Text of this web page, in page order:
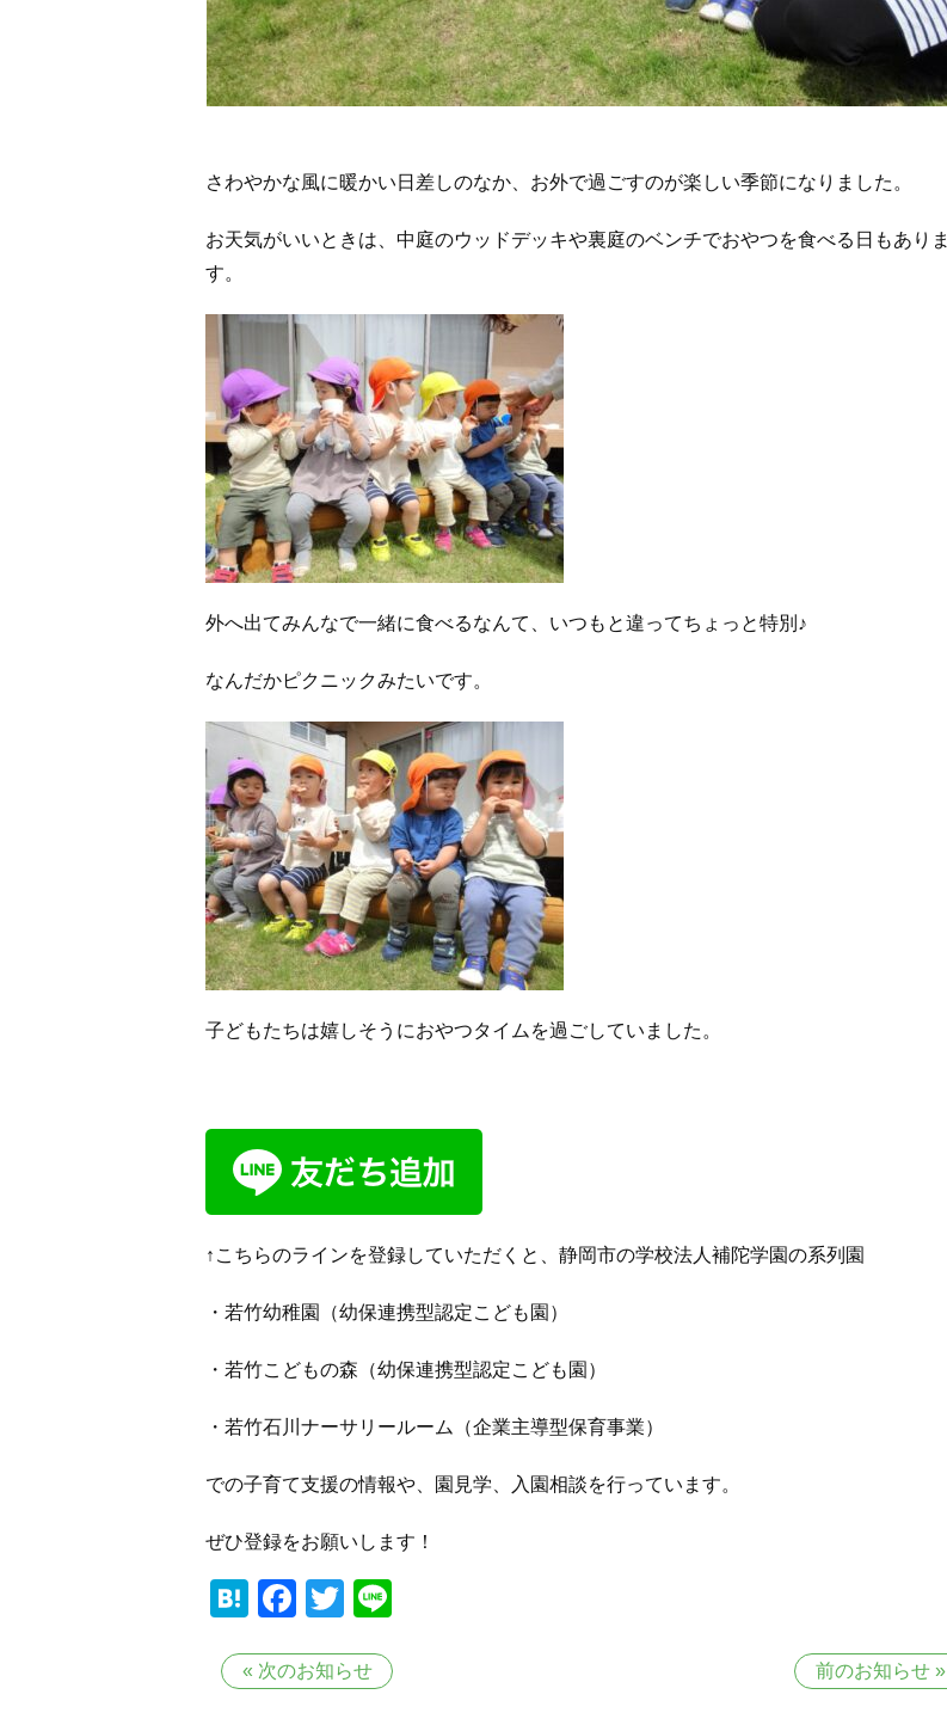
さわやかな風に暖かい日差しのなか、お外で過ごすのが楽しい季節になりました。
お天気がいいときは、中庭のウッドデッキや裏庭のベンチでおやつを食べる日もありま
す。
外へ出てみんなで一緒に食べるなんて、いつもと違ってちょっと特別♪
なんだかピクニックみたいです。
子どもたちは嬉しそうにおやつタイムを過ごしていました。
↑こちらのラインを登録していただくと、静岡市の学校法人補陀学園の系列園
・若竹幼稚園（幼保連携型認定こども園）
・若竹こどもの森（幼保連携型認定こども園）
・若竹石川ナーサリールーム（企業主導型保育事業）
での子育て支援の情報や、園見学、入園相談を行っています。
ぜひ登録をお願いします！
Hatena
Facebook
Twitter
前のお知らせ»
« 次のお知らせ